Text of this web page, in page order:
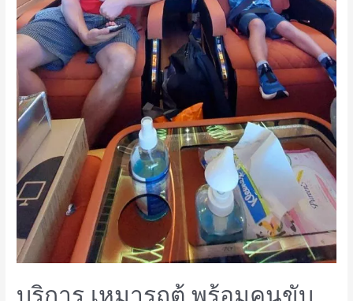
บริการ เหมารถตู้ พร้อมคนขับ